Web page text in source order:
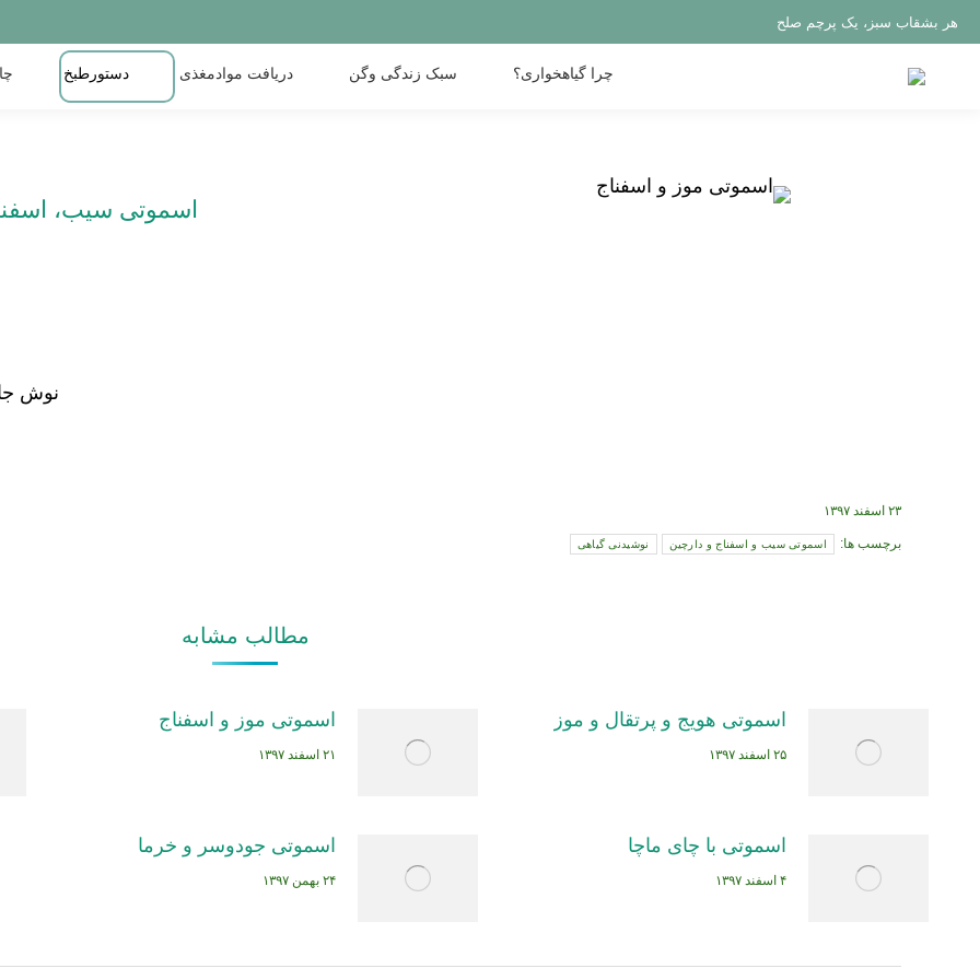
هر بشقاب سبز، یک پرچم صلح
چرا گیاهخواری؟ سبک زندگی وگن دریافت موادمغذی دستورطبخ
اسموتی سیب،
نوش
۲۳ اسفند ۱۳۹۷
برچسب ها: اسموتی سیب و اسفناج و دارچین نوشیدنی گیاهی
مطالب مشابه
اسموتی هویج و پرتقال و موز
۲۵ اسفند ۱۳۹۷
اسموتی موز و اسفناج
۲۱ اسفند ۱۳۹۷
اسموتی با چای ماچا
۴ اسفند ۱۳۹۷
اسموتی جودوسر و خرما
۲۴ بهمن ۱۳۹۷